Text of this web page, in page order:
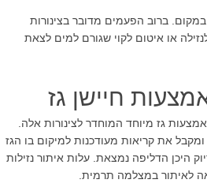
ברוב הפעמים מדובר בצינורות
או איטום לקוי שגורם למים לצאת
חיישן גז
גז מיוחד המוחדר לצינורות אלה.
את קריאות מעודכנות למיקום בו הגז
היכן הדליפה נמצאת. עלות איתור נזילות
לאיתור במצלמה תרמית.